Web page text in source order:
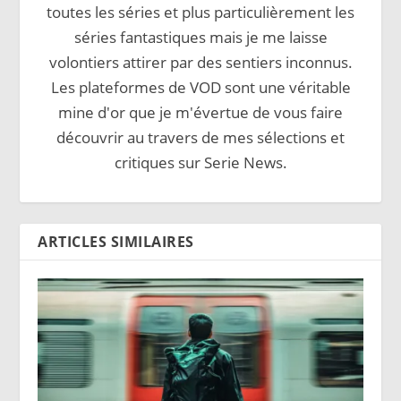
toutes les séries et plus particulièrement les
séries fantastiques mais je me laisse
volontiers attirer par des sentiers inconnus.
Les plateformes de VOD sont une véritable
mine d'or que je m'évertue de vous faire
découvrir au travers de mes sélections et
critiques sur Serie News.
ARTICLES SIMILAIRES